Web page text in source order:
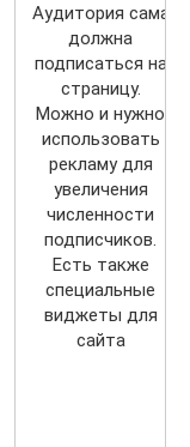
Аудитория сама
должна
подписаться на
страницу.
Можно и нужно
использовать
рекламу для
увеличения
численности
подписчиков.
Есть также
специальные
виджеты для
сайта